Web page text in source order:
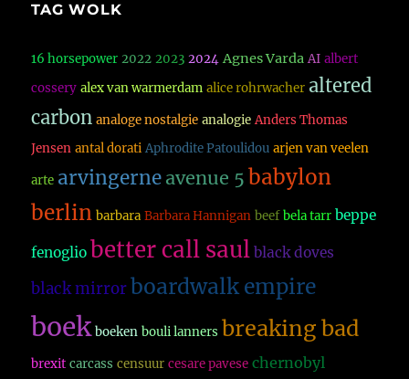
TAG WOLK
16 horsepower 2022 2023 2024 Agnes Varda AI albert
cossery alex van warmerdam alice rohrwacher altered
carbon analoge nostalgie analogie Anders Thomas
Jensen antal dorati Aphrodite Patoulidou arjen van veelen
arte arvingerne avenue 5 babylon
berlin barbara Barbara Hannigan beef bela tarr beppe
fenoglio better call saul black doves
black mirror boardwalk empire
boek boeken bouli lanners breaking bad
brexit carcass censuur cesare pavese chernobyl